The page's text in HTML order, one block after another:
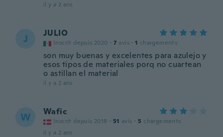
il y a 2 ans
J JULIO
Inscrit depuis 2020 · 7 avis · 1 chargements
son muy buenas y excelentes para azulejo y
esos tipos de materiales porq no cuartean
o astillan el material
il y a 2 ans
W Wafic
Inscrit depuis 2018 · 51 avis · 5 chargements
il y a 2 ans